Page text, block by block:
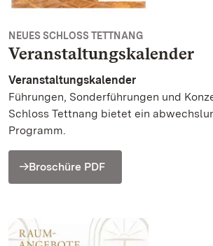
NEUES SCHLOSS TETTNANG
Veranstaltungskalender
Veranstaltungskalender
Führungen, Sonderführungen und
Schloss Tettnang bietet ein
Programm.
Broschüre PDF